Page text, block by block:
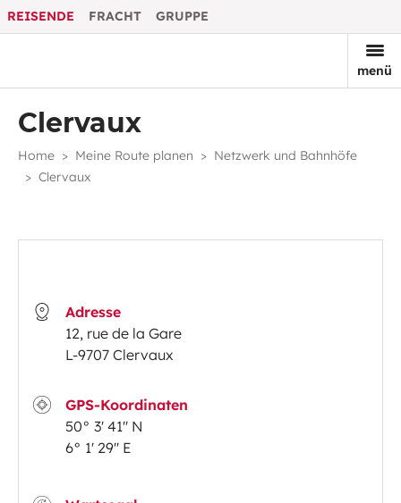
REISENDE FRACHT GRUPPE
menü
Clervaux
Home Meine Route planen
Netzwerk und Bahnhöfe
Clervaux
Adresse
12, rue de la Gare
L-9707 Clervaux
GPS-Koordinaten
50° 3' 41'' N
6° 1' 29'' E